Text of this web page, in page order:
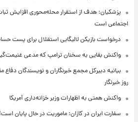
پزشکیان: هدف از استقرار محله‌محوری افزایش
اجتماعی است
درخواست بازیکن لالیگایی استقلال برای پست
واکنش بقایی به سخنان ترامپ که مدعی
بیانیه دبیرکل مجمع خبرنگاران و نویسندگان
روز خبرنگار
واکنش همتی به اظهارات وزیر خزانه‌داری آمریکا
سفارت ایران در کازان: ماموریت در حال پایان